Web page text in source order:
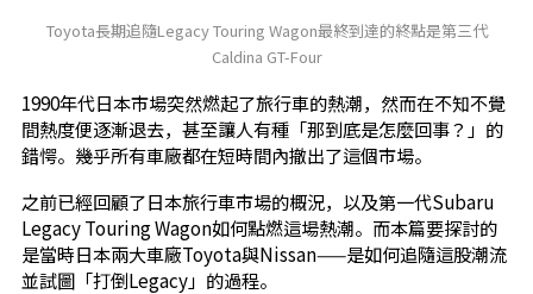
Toyota長期追隨Legacy Touring Wagon最終到達的終點是第三代
Caldina GT-Four
1990年代日本市場突然燃起了旅行車的熱潮，然而在不知不覺
間熱度便逐漸退去，甚至讓人有種「那到底是怎麼回事？」的
錯愕。幾乎所有車廠都在短時間內撤出了這個市場。
之前已經回顧了日本旅行車市場的概況，以及第一代Subaru
Legacy Touring Wagon如何點燃這場熱潮。而本篇要探討的
是當時日本兩大車廠Toyota與Nissan——是如何追隨這股潮流
並試圖「打倒Legacy」的過程。